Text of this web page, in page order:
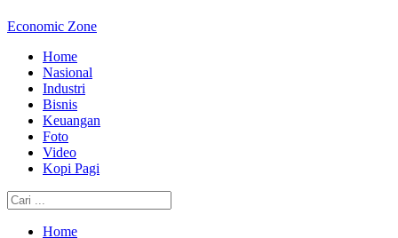
Economic Zone
Home
Nasional
Industri
Bisnis
Keuangan
Foto
Video
Kopi Pagi
Home